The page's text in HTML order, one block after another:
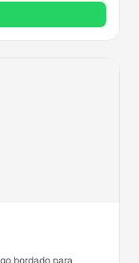
bordado para